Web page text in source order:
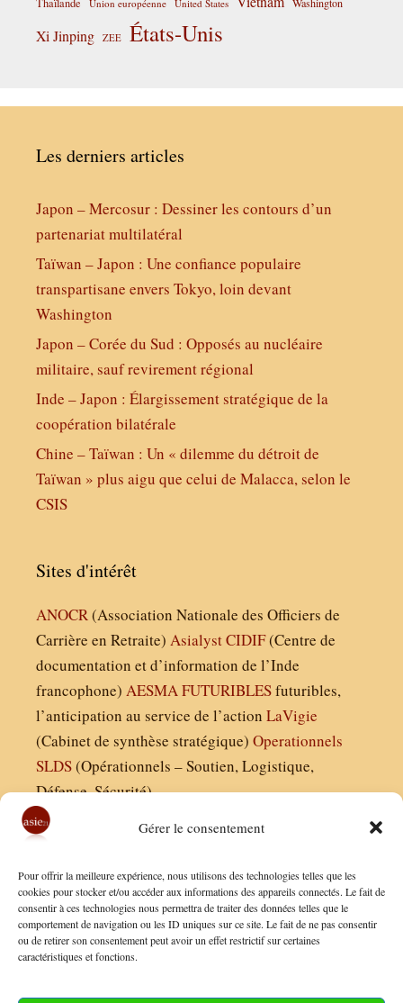
Gérer le consentement
Pour offrir la meilleure expérience, nous utilisons des technologies telles que les
cookies pour stocker et/ou accéder aux informations des appareils connectés. Le fait de
consentir à ces technologies nous permettra de traiter des données telles que le
comportement de navigation ou les ID uniques sur ce site. Le fait de ne pas consentir
ou de retirer son consentement peut avoir un effet restrictif sur certaines
caractéristiques et fonctions.
Thaïlande Union européenne United States Washington
Xi Jinping ZEE États-Unis
Les derniers articles
Japon – Mercosur : Dessiner les contours d’un
partenariat multilatéral
Taïwan – Japon : Une confiance populaire
transpartisane envers Tokyo, loin devant
Washington
Japon – Corée du Sud : Opposés au nucléaire
militaire, sauf revirement régional
Inde – Japon : Élargissement stratégique de la
coopération bilatérale
Chine – Taïwan : Un « dilemme du détroit de
Taïwan » plus aigu que celui de Malacca, selon le
CSIS
Sites d'intérêt
ANOCR(Association Nationale des Officiers de
Carrière en Retraite) AsialystCIDIF(Centre de
documentation et d’information de l’Inde
francophone) AESMAFUTURIBLESfuturibles,
l’anticipation au service de l’action LaVigie
(Cabinet de synthèse stratégique) Operationnels
SLDS(Opérationnels – Soutien, Logistique,
Défense, Sécurité)
Finaldées EURL
Siège social : 13 avenue Boudon, 75016, Paris
Nous contacter